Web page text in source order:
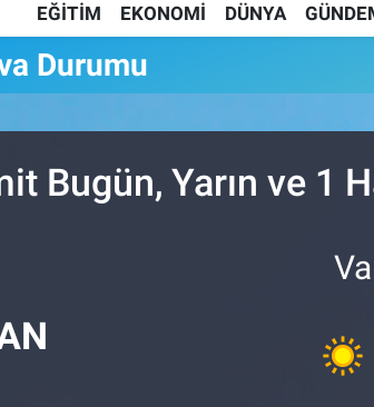
EĞİTİM EKONOMİ DÜNYA
Durumu
Bugün, Yarın ve 1